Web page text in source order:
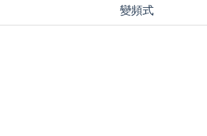
變頻式